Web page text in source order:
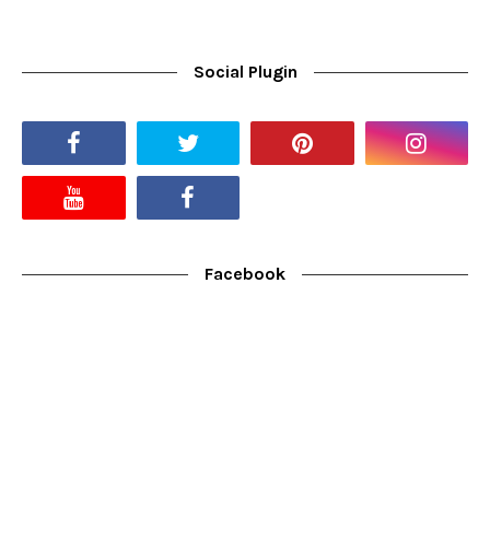
Social Plugin
Facebook